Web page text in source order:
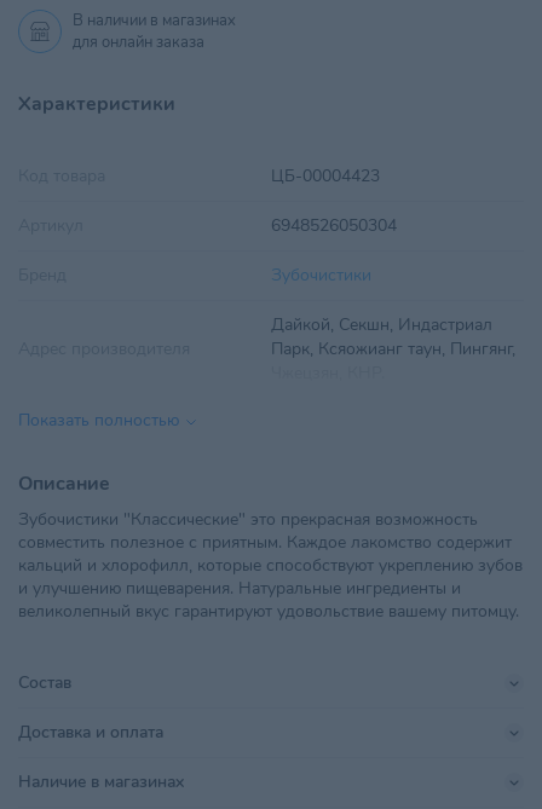
В наличии в магазинах
для онлайн заказа
Характеристики
ЦБ-00004423
6948526050304
Зубочистики
Дайкой, Секшн, Индастриал
Парк, Ксяожианг таун, Пингянг,
Вес
Вид корма
Возраст питомца Взрослые 1-6 лет
Импортер в РБ
ООО "ЗооБизнесГрупп", г.
Минск, ул. Ольшевского,
18А-701Б
Производитель
Показать полностью
Описание
Зубочистики "Классические" это прекрасная возможность
совместить полезное с приятным. Каждое лакомство содержит
кальций и хлорофилл, которые способствуют укреплению зубов
и улучшению пищеварения. Натуральные ингредиенты и
великолепный вкус гарантируют удовольствие вашему питомцу.
Состав
Доставка и оплата
Наличие в магазинах